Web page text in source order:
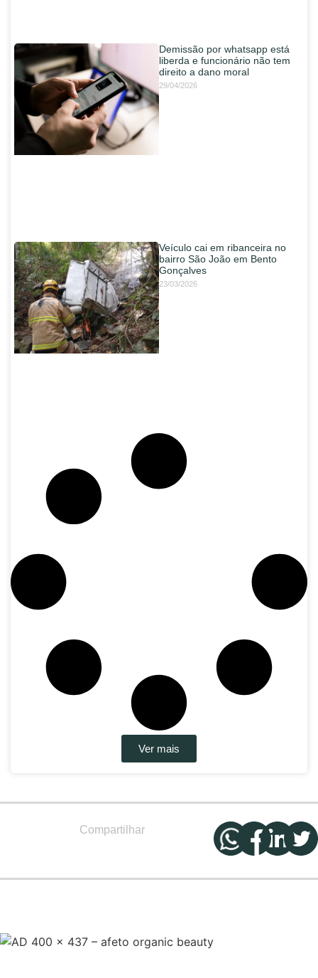
Demissão por whatsapp está
liberda e funcionário não tem
direito a dano moral
29/04/2026
Veículo cai em ribanceira no
bairro São João em Bento
Gonçalves
23/03/2026
Ver mais
Compartilhar